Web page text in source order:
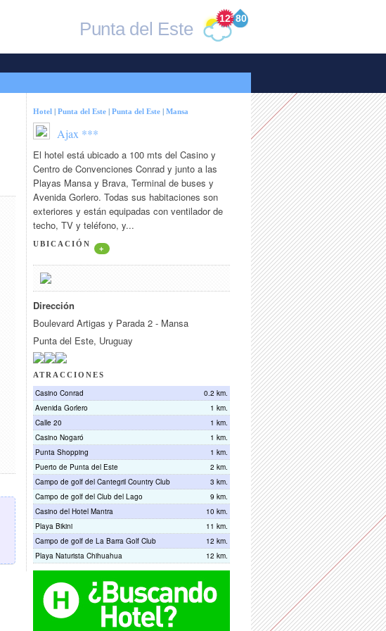
80
12°
Punta del Este
Hotel | Punta del Este | Punta del Este | Mansa
Ajax ***
El hotel está ubicado a 100 mts del Casino y
Centro de Convenciones Conrad y junto a las
Playas Mansa y Brava, Terminal de buses y
Avenida Gorlero. Todas sus habitaciones son
exteriores y están equipadas con ventilador de
techo, TV y teléfono, y...
UBICACIÓN
+
Dirección
Boulevard Artigas y Parada 2 - Mansa
Punta del Este, Uruguay
ATRACCIONES
Casino Conrad
0.2 km.
Avenida Gorlero
1 km.
Calle 20
1 km.
Casino Nogaró
1 km.
Punta Shopping
1 km.
Puerto de Punta del Este
2 km.
Campo de golf del Cantegril Country Club
3 km.
Campo de golf del Club del Lago
9 km.
Casino del Hotel Mantra
10 km.
Playa Bikini
11 km.
Campo de golf de La Barra Golf Club
12 km.
Playa Naturista Chihuahua
12 km.